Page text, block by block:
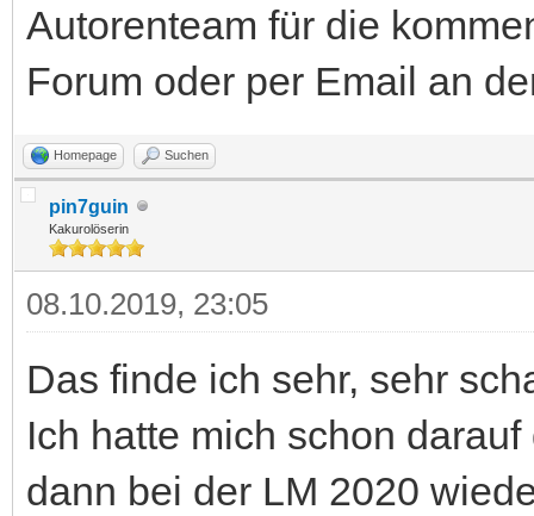
Autorenteam für die
Forum oder per Email an
Homepage Suchen
pin7guin
Kakurolöserin
08.10.2019, 23:05
Das finde ich sehr, sehr
Ich hatte mich schon
dann bei der LM 2020